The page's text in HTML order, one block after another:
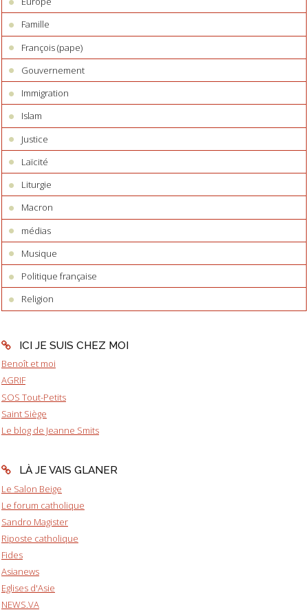
Famille
François (pape)
Gouvernement
Immigration
Islam
Justice
Laïcité
Liturgie
Macron
médias
Musique
Politique française
Religion
ICI JE SUIS CHEZ MOI
Benoît et moi
AGRIF
SOS Tout-Petits
Saint Siège
Le blog de Jeanne Smits
LÀ JE VAIS GLANER
Le Salon Beige
Le forum catholique
Sandro Magister
Riposte catholique
Fides
Asianews
Eglises d'Asie
NEWS.VA